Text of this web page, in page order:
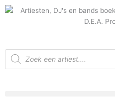
Ga
Producten
zoeken